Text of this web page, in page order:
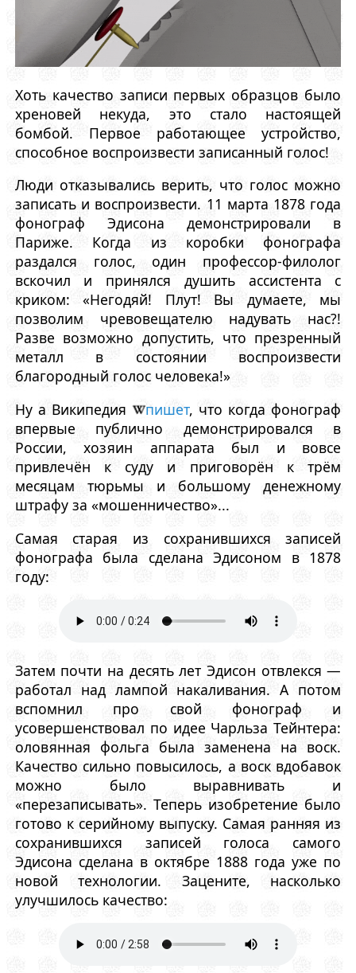
Хоть качество записи первых образцов было
хреновей некуда, это стало настоящей
бомбой. Первое работающее устройство,
способное воспроизвести записанный голос!
Люди отказывались верить, что голос можно
записать и воспроизвести. 11 марта 1878 года
фонограф Эдисона демонстрировали в
Париже. Когда из коробки фонографа
раздался голос, один профессор-филолог
вскочил и принялся душить ассистента с
криком: «Негодяй! Плут! Вы думаете, мы
позволим чревовещателю надувать нас?!
Разве возможно допустить, что презренный
металл в состоянии воспроизвести
благородный голос человека!»
Ну а Википедия
пишет, что когда фонограф
впервые публично демонстрировался в
России, хозяин аппарата был и вовсе
привлечён к суду и приговорён к трём
месяцам тюрьмы и большому денежному
штрафу за «мошенничество»...
Самая старая из сохранившихся записей
фонографа была сделана Эдисоном в 1878
году:
Затем почти на десять лет Эдисон отвлекся —
работал над лампой накаливания. А потом
вспомнил про свой фонограф и
усовершенствовал по идее Чарльза Тейнтера:
оловянная фольга была заменена на воск.
Качество сильно повысилось, а воск вдобавок
можно было выравнивать и
«перезаписывать». Теперь изобретение было
готово к серийному выпуску. Самая ранняя из
сохранившихся записей голоса самого
Эдисона сделана в октябре 1888 года уже по
новой технологии. Зацените, насколько
улучшилось качество: